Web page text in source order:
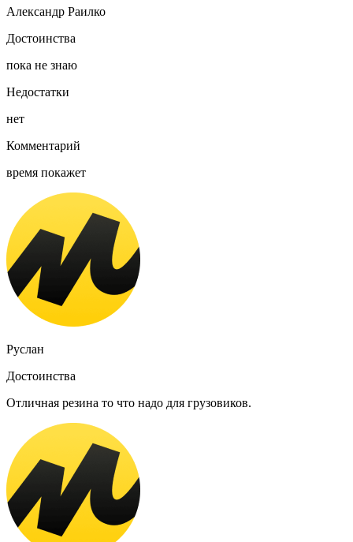
Александр Раилко
Достоинства
пока не знаю
Недостатки
нет
Комментарий
время покажет
Руслан
Достоинства
Отличная резина то что надо для грузовиков.